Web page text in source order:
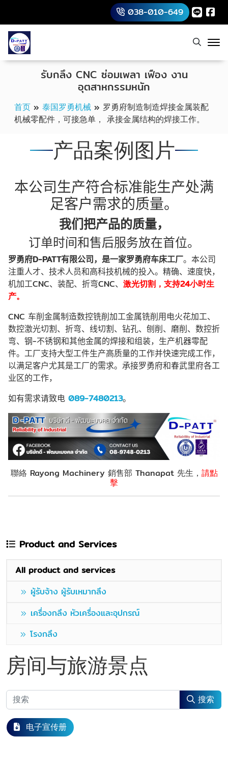
038-010-649
首页 » 泰国罗勇机械 » 罗勇府制造制造焊接金属装配
机械零配件，可接急单， 承接金属结构的焊接工作。
รับกลึง CNC ซ่อมเพลา เฟือง งาน
อุตสาหกรรมหนัก
产品案例图片
本公司生产符合标准能生产处满
足客户需求的质量。
我们把产品的质量，
订单时间和售后服务放在首位。
罗勇府D-PATT有限公司，是一家罗勇府车床工厂。本公司
注重人才、技术人员和高科技机械的投入。精确、速度快，
机加工CNC、装配、折弯CNC、 激光切割，支持24小时生
产。
CNC 车削金属制造数控铣削加工金属铣削用电火花加工、
数控激光切割、折弯、线切割、钻孔、刨削、磨削、数控折
弯、钢-不锈钢和其他金属的焊接和组装，生产机器零配
件。工厂支持大型工件生产高质量的工作并快速完成工作，
以满足客户尤其是工厂的需求。承接罗勇府和春武里府各工
业区的工作，
如有需求请致电 089-7480213。
聯絡 Rayong Machinery 銷售部 Thanapat 先生， 請點
擊
Product and Services
All product and services
ผู้รับจ้าง ผู้รับเหมากลึง
เครื่องกลึง หัวเครื่องและอุปกรณ์
โรงกลึง
房间与旅游景点
搜索
电子宣传册